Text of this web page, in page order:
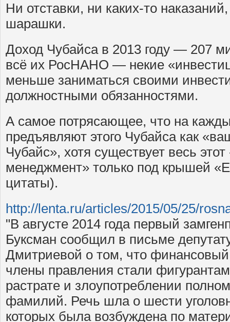
Ни отставки, ни каких-то
шарашки.
Доход Чубайса в 2013 году — 207
всё их РосНАНО — некие
меньше заниматься своими
должностными обязанностями.
А самое потрясающее, что на
предъявляют этого Чубайса как
Чубайс», хотя существует весь
менеджмент» только под крышей
цитаты).
http://lenta.ru/articles/2015/05/25/
"В августе 2014 года первый
Буксман сообщил в письме
Дмитриевой о том, что
члены правления стали
растрате и злоупотреблении
фамилий. Речь шла о шести
которых была возбуждена по